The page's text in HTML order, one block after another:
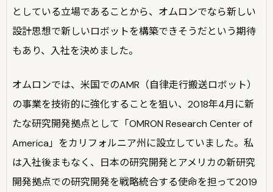
としている立場であることから、オムロンでなら新しい
設計思想で新しいロボットを構築できそうだという期待
もあり、入社を決めました。
オムロンでは、米国でのAMR（自律走行搬送ロボット）
の事業を技術的に強化することを狙い、2018年4月に新
たな研究開発拠点として「OMRON Research Center of
America」をカリフォルニア州に設立していました。私
は入社後まもなく、日本の研究開発とアメリカの新研究
開発拠点での研究開発を戦略統合する使命を担って2019